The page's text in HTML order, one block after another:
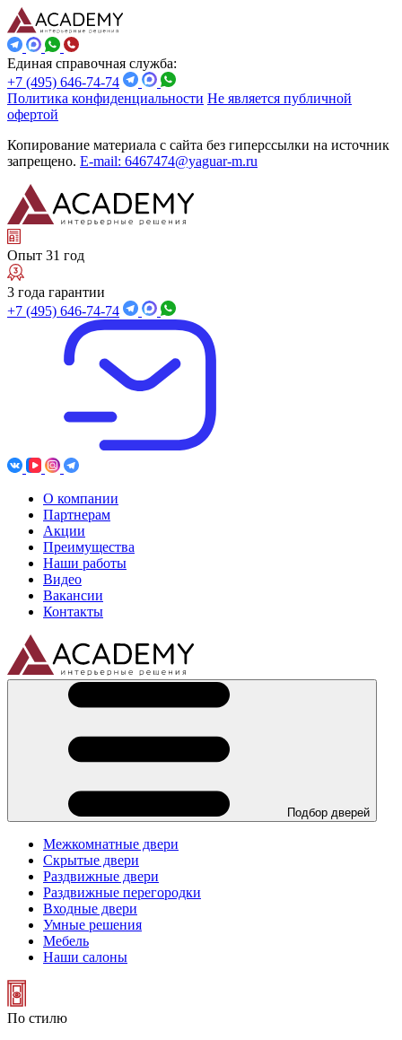
Единая справочная служба:
+7 (495) 646-74-74
Политика конфиденциальности Не является публичной
офертой
Копирование материала с сайта без гиперссылки на источник
запрещено. E-mail: 6467474@yaguar-m.ru
Опыт 31 год
3 года гарантии
+7 (495) 646-74-74
О компании
Партнерам
Акции
Преимущества
Наши работы
Видео
Вакансии
Контакты
Подбор дверей
Межкомнатные двери
Скрытые двери
Раздвижные двери
Раздвижные перегородки
Входные двери
Умные решения
Мебель
Наши салоны
По стилю